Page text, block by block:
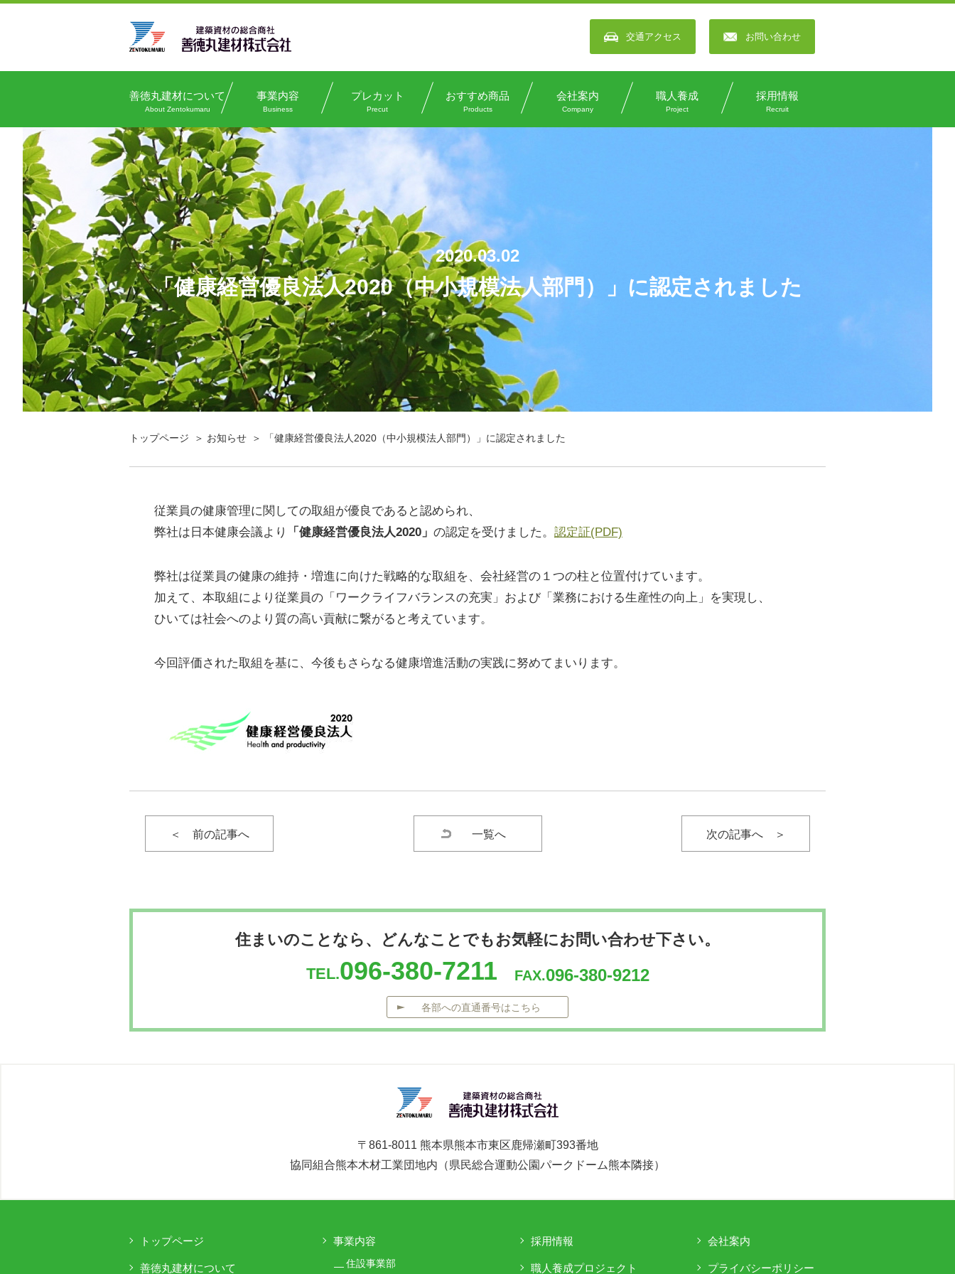
交通アクセス お問い合わせ
善徳丸建材について
About Zentokumaru
事業内容
Business
プレカット
Precut
おすすめ商品
Products
会社案内
Company
職人養成
Project
採用情報
Recruit
2020.03.02
「健康経営優良法人2020（中小規模法人部門）」に認定されました
トップページ お知らせ 「健康経営優良法人2020（中小規模法人部門）」に認定されました
従業員の健康管理に関しての取組が優良であると認められ、
弊社は日本健康会議より
「健康経営優良法人2020」 の認定を受けました。 認定証(PDF)
弊社は従業員の健康の維持・増進に向けた戦略的な取組を、会社経営の１つの柱と位置付けています。
加えて、本取組により従業員の「ワークライフバランスの充実」および「業務における生産性の向上」を実現し、
ひいては社会へのより質の高い貢献に繋がると考えています。
今回評価された取組を基に、今後もさらなる健康増進活動の実践に努めてまいります。
＜ 前の記事へ 次の記事へ ＞
一覧へ
住まいのことなら、どんなことでもお気軽にお問い合わせ下さい。
TEL.096-380-7211 FAX.096-380-9212
各部への直通番号はこちら
〒861-8011 熊本県熊本市東区鹿帰瀬町393番地
協同組合熊本木材工業団地内 （県民総合運動公園パークドーム熊本隣接）
トップページ
善徳丸建材について
事業内容
住設事業部
採用情報
職人養成プロジェクト
会社案内
プライバシーポリシー